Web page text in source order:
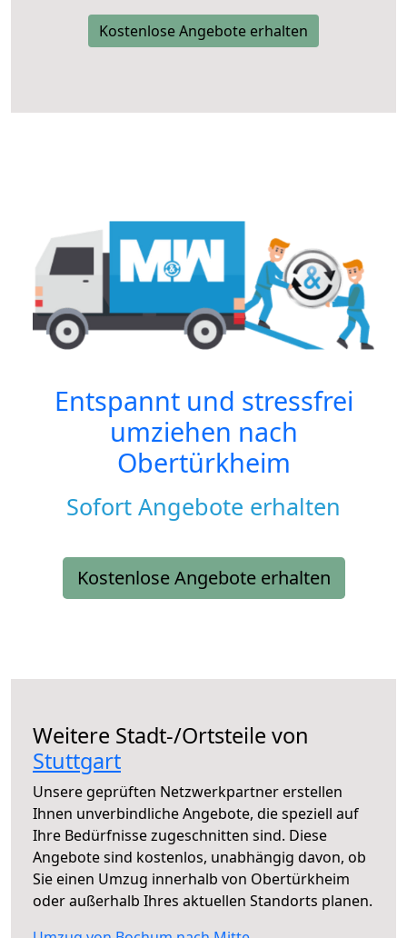
Kostenlose Angebote erhalten
Entspannt und stressfrei
umziehen nach
Obertürkheim
Sofort Angebote erhalten
Kostenlose Angebote erhalten
Weitere Stadt-/Ortsteile von
Stuttgart
Unsere geprüften Netzwerkpartner erstellen
Ihnen unverbindliche Angebote, die speziell auf
Ihre Bedürfnisse zugeschnitten sind. Diese
Angebote sind kostenlos, unabhängig davon, ob
Sie einen Umzug innerhalb von Obertürkheim
oder außerhalb Ihres aktuellen Standorts planen.